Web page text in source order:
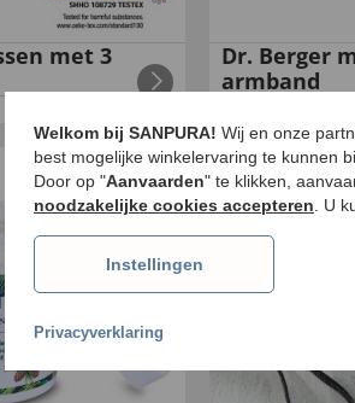
met 3
Dr. Berger
armband
Welkom bij SANPURA! Wij en onze
best mogelijke winkelervaring te kunnen
Door op "Aanvaarden" te klikken,
noodzakelijke cookies accepteren . U
Instellingen
Privacyverklaring